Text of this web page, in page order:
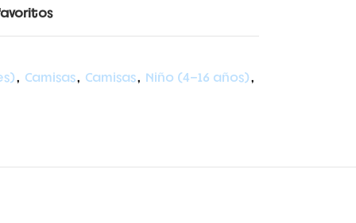
, Camisas, Camisas, Niño (4-16 años),